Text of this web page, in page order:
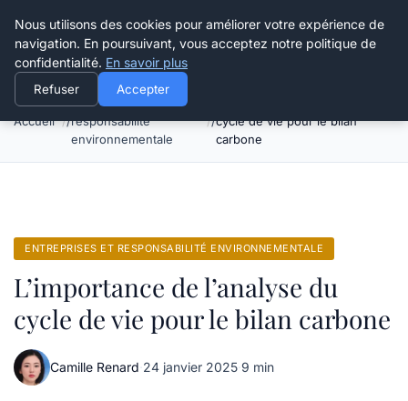
Happy Calyx Farmer
Accueil
Entreprises et
responsabilité
environnementale
cycle de vie pour le bilan
carbone
ENTREPRISES ET RESPONSABILITÉ ENVIRONNEMENTALE
L’importance de l’analyse du
cycle de vie pour le bilan carbone
Camille Renard·24 janvier 2025·9 min
Nous utilisons des cookies pour améliorer votre expérience de
navigation. En poursuivant, vous acceptez notre politique de
confidentialité. En savoir plus
Refuser Accepter